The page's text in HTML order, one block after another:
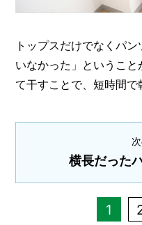
トップスだけでなくパ
いなかった」というこ
て干すことで、短時間で
横長だった
1